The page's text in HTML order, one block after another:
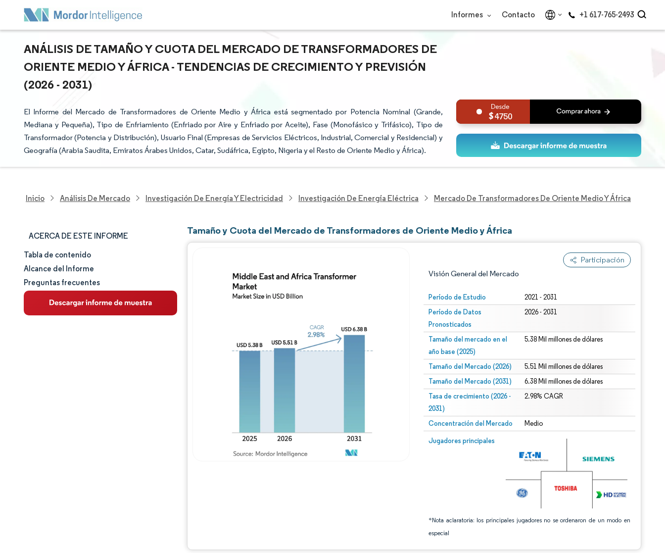
Informes Contacto +1 617-765-2493
ANÁLISIS DE TAMAÑO Y CUOTA DEL MERCADO DE TRANSFORMADORES DE
ORIENTE MEDIO Y ÁFRICA - TENDENCIAS DE CRECIMIENTO Y PREVISIÓN
(2026 - 2031)
El Informe del Mercado de Transformadores de Oriente Medio y África está segmentado por Potencia Nominal (Grande,
Mediana y Pequeña), Tipo de Enfriamiento (Enfriado por Aire y Enfriado por Aceite), Fase (Monofásico y Trifásico), Tipo de
Transformador (Potencia y Distribución), Usuario Final (Empresas de Servicios Eléctricos, Industrial, Comercial y Residencial) y
Geografía (Arabia Saudita, Emiratos Árabes Unidos, Catar, Sudáfrica, Egipto, Nigeria y el Resto de Oriente Medio y África).
4750
Inicio Análisis De Mercado Investigación De Energía Y Electricidad Investigación De Energía Eléctrica Mercado De Transformadores De Oriente Medio Y África
ACERCA DE ESTE INFORME
Tamaño y cuota de mercado
Análisis de mercado
Tendencias e ideas
Tabla de contenido
Alcance del Informe
Preguntas frecuentes
Tamaño y Cuota del Mercado de Transformadores de Oriente Medio y África
Participación
Visión General del Mercado
Período de Estudio 2021 - 2031
Período de Datos
Pronosticados
2026 - 2031
Tamaño del mercado en el
año base (2025)
5.38 Mil millones de dólares
Tamaño del Mercado (2026) 5.51 Mil millones de dólares
Tamaño del Mercado (2031) 6.38 Mil millones de dólares
Tasa de crecimiento (2026 -
2031)
2.98% CAGR
Concentración del Mercado Medio
Jugadores principales
*Nota aclaratoria: los principales jugadores no se ordenaron de un modo en
especial
Imagen © Mordor Intelligence. El uso requiere atribución según CC BY 4.0.
Imagen © Mordor Intelligence. El uso requiere atribución según CC BY 4.0.